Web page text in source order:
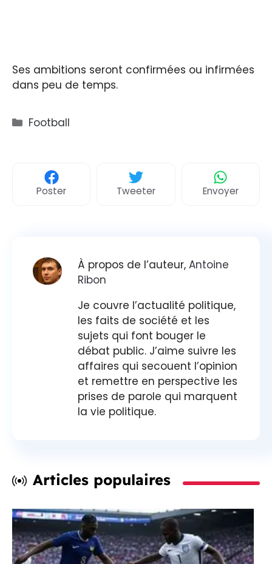
Ses ambitions seront confirmées ou infirmées
dans peu de temps.
Catégories
Football
Poster Tweeter Envoyer
À propos de l’auteur, Antoine
Ribon
Je couvre l’actualité politique,
les faits de société et les
sujets qui font bouger le
débat public. J’aime suivre les
affaires qui secouent l’opinion
et remettre en perspective les
prises de parole qui marquent
la vie politique.
Articles populaires